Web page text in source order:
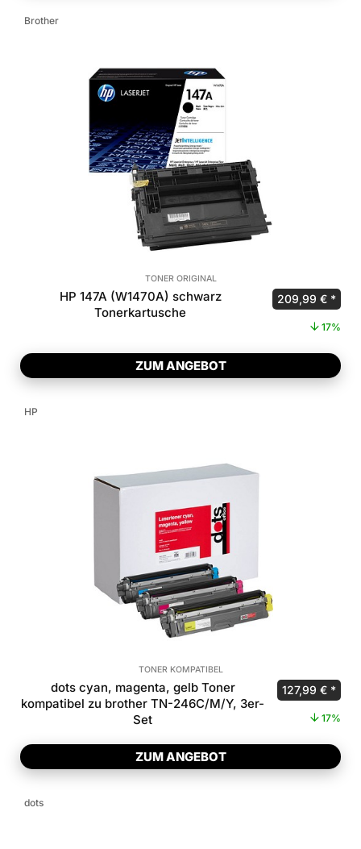
Brother
TONER ORIGINAL
HP 147A (W1470A) schwarz
Tonerkartusche
Ursprünglicher
209,99 €
17%
ZUM ANGEBOT
HP
TONER KOMPATIBEL
dots cyan, magenta, gelb Toner
kompatibel zu brother TN-246C/M/Y, 3er-
Set
127,99 €
17%
ZUM ANGEBOT
dots